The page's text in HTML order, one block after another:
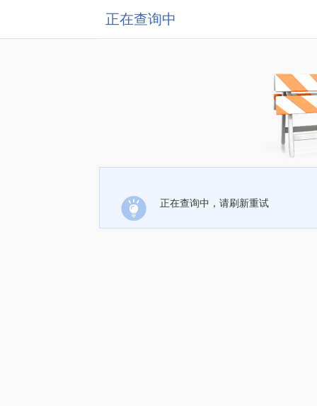
正在查询中
正在查询中，请刷新重试